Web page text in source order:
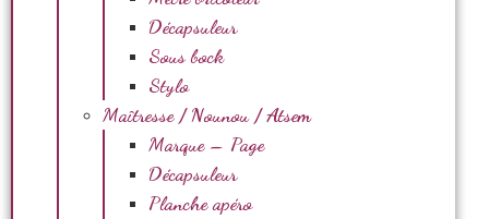
Décapsuleur
Sous bock
Stylo
Maîtresse / Nounou / Atsem
Marque – Page
Décapsuleur
Planche apéro